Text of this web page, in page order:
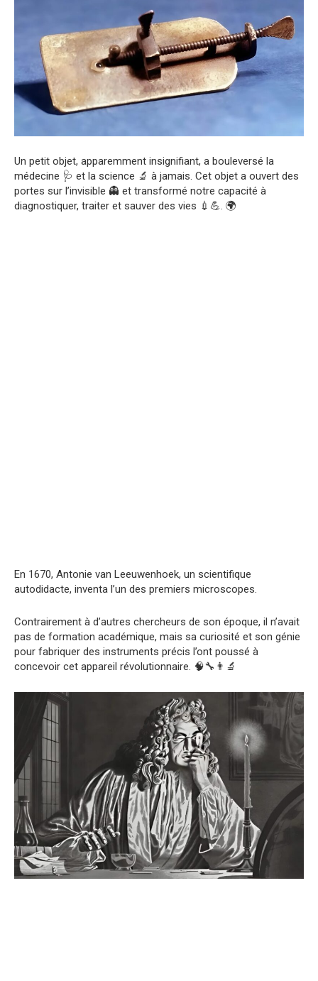
Un petit objet, apparemment insignifiant, a bouleversé la
médecine 🩺 et la science 🔬 à jamais. Cet objet a ouvert des
portes sur l’invisible 👻 et transformé notre capacité à
diagnostiquer, traiter et sauver des vies 💉💪. 🌍
En 1670, Antonie van Leeuwenhoek, un scientifique
autodidacte, inventa l’un des premiers microscopes.
Contrairement à d’autres chercheurs de son époque, il n’avait
pas de formation académique, mais sa curiosité et son génie
pour fabriquer des instruments précis l’ont poussé à
concevoir cet appareil révolutionnaire. 🧠🔧👨‍🔬